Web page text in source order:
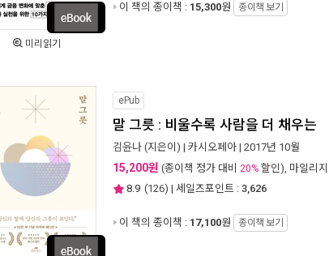
미리읽기
이 책의 종이책 : 15,300원 종이책 보기
ePub
말 그릇 : 비울수록 사람을 더 채우는
김윤나 (지은이) | 카시오페아 | 2017년 10월
15,200원 (종이책 정가 대비 20% 할인), 마일리지
8.9 (126) | 세일즈포인트 : 3,626
이 책의 종이책 : 17,100원 종이책 보기